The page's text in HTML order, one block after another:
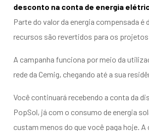
desconto na conta de energia
Parte do valor da energia compensada
recursos são revertidos para os
A campanha funciona por meio da
rede da Cemig, chegando até a sua
Você continuará recebendo a conta da
PopSol, já com o consumo de energia
custam menos do que você paga hoje.